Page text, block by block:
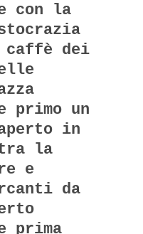
con la
caffè dei
primo un
in
la
e
da
prima